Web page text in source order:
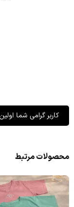
کاربر گرامی شما
محصولات مرتبط